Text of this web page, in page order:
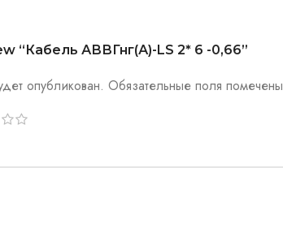
“Кабель АВВГнг(А)-LS 2* 6 -0,66”
опубликован. Обязательные поля помечены